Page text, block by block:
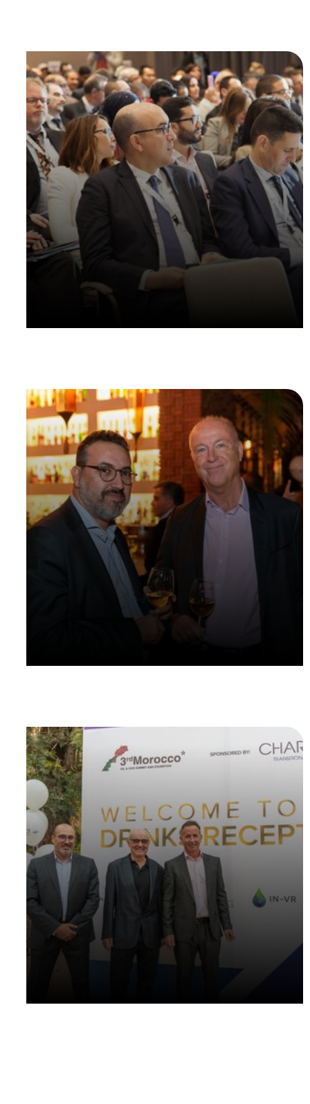
Voir tous les projets
du pays
Les participants s'engagentsessions
interactives
, en apprenant les meilleures
pratiques pour élaborer des récits convaincants,
gérer les crises et tirer parti des plateformes
numériques pour amplifier leur message et
interagir plus efficacement avec les parties
Brise-glace VIP
coup d'envoi de l'événement
avec un brise-
glace VIP à la disposition de nos participants VIP,
de nos sponsors et de nos invités sélectionnés.
L'objectif de l'Icebreaker est de créer un
environnement intime permettant aux décideurs
de se rencontrer, d'apprendre à se connaître et
Fonctions de mise en
réseau
Comme le déjeuner et les pauses-café, les
salles de conférenciers VIP, la fête de clôture,
les cordons, les sièges VIP, la réception de
boissons, la zone d'enregistrement, entre